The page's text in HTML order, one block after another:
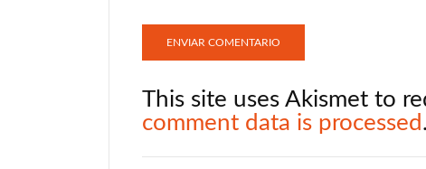
This site uses Akismet to
comment data is processed.